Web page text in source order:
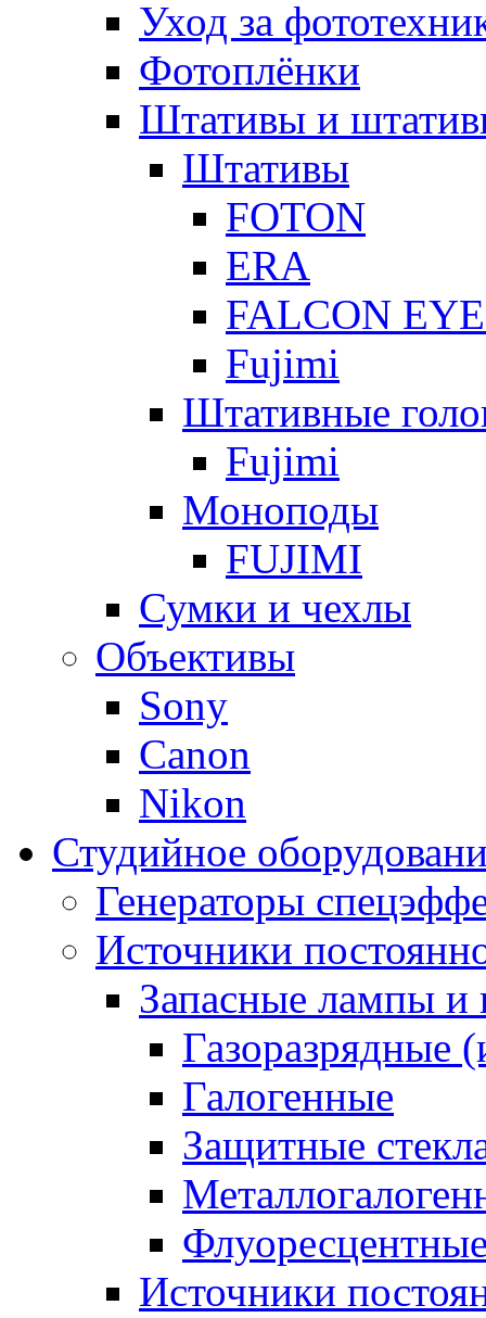
Уход за
Фотоплёнки
Штативы и
Штативы
FOTON
ERA
FALCON
Fujimi
Штативные
Fujimi
Моноподы
FUJIMI
Сумки и чехлы
Объективы
Sony
Canon
Nikon
Студийное
Генераторы
Источники
Запасные лампы и
Газоразрядные
Галогенные
Защитные
Источники